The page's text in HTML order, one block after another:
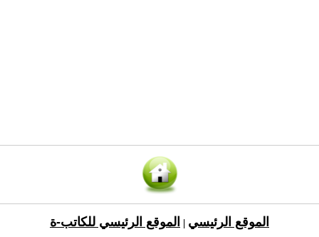
الموقع الرئيسي الموقع الرئيسي للكاتب-ة